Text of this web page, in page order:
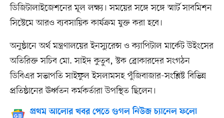
ডিজিটালাইজেশনের মূল লক্ষ্য। সময়ের সঙ্গে সঙ্গে স্মার্ট সাবমিশন
সিস্টেমে আরও ব্যবসায়িক কার্যক্রম যুক্ত করা হবে।
অনুষ্ঠানে অর্থ মন্ত্রণালয়ের ইনস্যুরেন্স ও ক্যাপিটাল মার্কেট উইংসের
অতিরিক্ত সচিব মো. সাইদ কুতুব, স্টক ব্রোকারদের সংগঠন
ডিবিএর সভাপতি সাইফুল ইসলামসহ পুঁজিবাজার-সংশ্লিষ্ট বিভিন্ন
প্রতিষ্ঠানের ঊর্ধ্বতন কর্মকর্তারা উপস্থিত ছিলেন।
প্রথম আলোর খবর পেতে গুগল নিউজ চ্যানেল ফলো